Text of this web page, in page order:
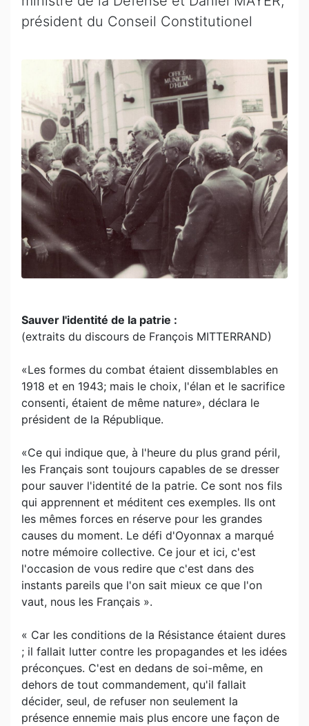
président du Conseil Constitutionel
Sauver l'identité de la patrie :
(extraits du discours de François MITTERRAND)
«Les formes du combat étaient dissemblables en
1918 et en 1943; mais le choix, l'élan et le sacrifice
consenti, étaient de même nature», déclara le
président de la République.
«Ce qui indique que, à l'heure du plus grand péril,
les Français sont toujours capables de se dresser
pour sauver l'identité de la patrie. Ce sont nos fils
qui apprennent et méditent ces exemples. Ils ont
les mêmes forces en réserve pour les grandes
causes du moment. Le défi d'Oyonnax a marqué
notre mémoire collective. Ce jour et ici, c'est
l'occasion de vous redire que c'est dans des
instants pareils que l'on sait mieux ce que l'on
vaut, nous les Français ».
« Car les conditions de la Résistance étaient dures
; il fallait lutter contre les propagandes et les idées
préconçues. C'est en dedans de soi-même, en
dehors de tout commandement, qu'il fallait
décider, seul, de refuser non seulement la
présence ennemie mais plus encore une façon de